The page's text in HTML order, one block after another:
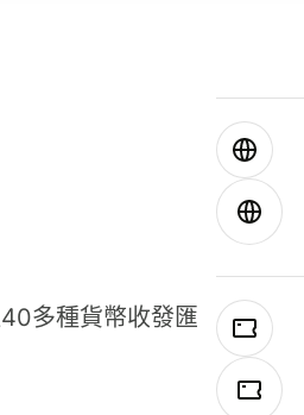
多種貨幣收發匯